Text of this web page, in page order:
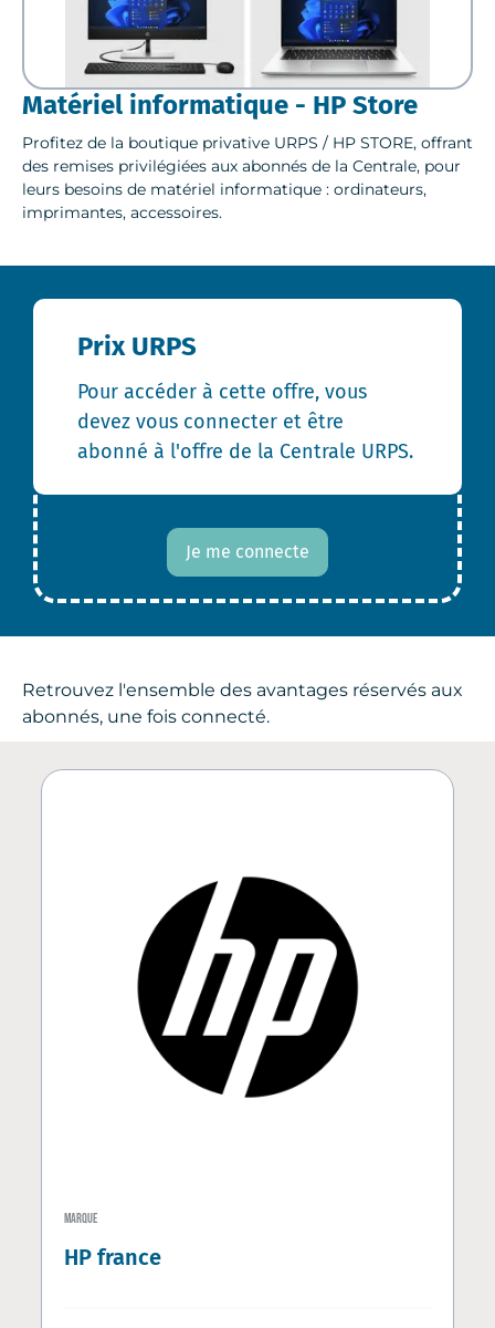
Matériel informatique - HP Store
Profitez de la boutique privative URPS / HP STORE, offrant
des remises privilégiées aux abonnés de la Centrale, pour
leurs besoins de matériel informatique : ordinateurs,
imprimantes, accessoires.
Prix URPS
Pour accéder à cette offre, vous
devez vous connecter et être
abonné à l'offre de la Centrale URPS.
Je me connecte
Retrouvez l'ensemble des avantages réservés aux
abonnés, une fois connecté.
MARQUE
HP france